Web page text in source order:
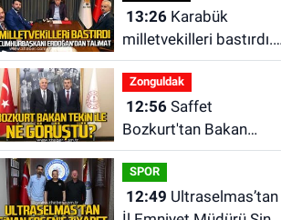
13:26Karabük
milletvekilleri bastırdı.
Cumhurbaşkanı
Erdoğan talimat verdi
Zonguldak
12:56Saffet
Bozkurt'tan Bakan
Yusuf Tekin’e ziyaret
SPOR
12:49